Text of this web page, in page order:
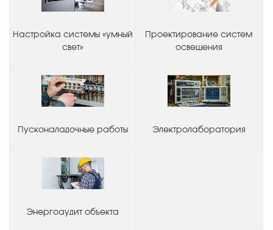
Настройка системы «умный
свет»
Проектирование систем
освещения
Пусконаладочные работы Электролаборатория
Энергоаудит объекта